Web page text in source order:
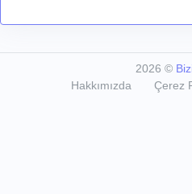
2026 ©
Hakkımızda
Çerez